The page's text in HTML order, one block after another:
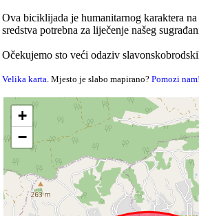
Ova biciklijada je humanitarnog karaktera
sredstva potrebna za liječenje našeg
Očekujemo sto veći odaziv
Velika karta. Mjesto je slabo mapirano?Pomozi nam!
+
−